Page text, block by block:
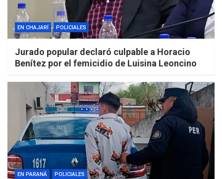
EN CHAJARÍ POLICIALES
Jurado popular declaró culpable a Horacio
Benítez por el femicidio de Luisina Leoncino
EN PARANÁ POLICIALES